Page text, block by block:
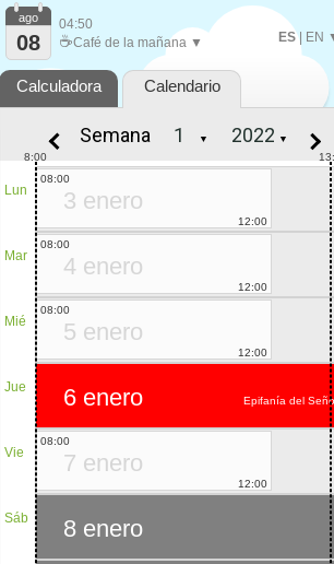
que
ES| EN
ago
08
04:50
☕Café de la mañana ▼
Calculadora Calendario
Semana ▼ ▼
Lun
Mar
Mié
Jue
Vie
Sáb
8:00
3 enero
08:00
12:00
4 enero
08:00
12:00
5 enero
08:00
12:00
Epifanía del
6 enero
7 enero
08:00
12:00
8 enero